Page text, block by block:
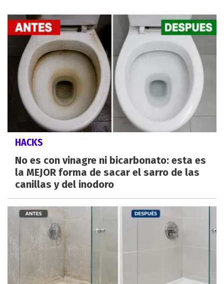
HACKS
No es con vinagre ni bicarbonato: esta es
la MEJOR forma de sacar el sarro de las
canillas y del inodoro